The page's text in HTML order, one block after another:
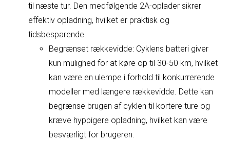
til næste tur. Den medfølgende 2A-oplader sikrer
effektiv opladning, hvilket er praktisk og
tidsbesparende.
Begrænset rækkevidde: Cyklens batteri giver
kun mulighed for at køre op til 30-50 km, hvilket
kan være en ulempe i forhold til konkurrerende
modeller med længere rækkevidde. Dette kan
begrænse brugen af cyklen til kortere ture og
kræve hyppigere opladning, hvilket kan være
besværligt for brugeren.